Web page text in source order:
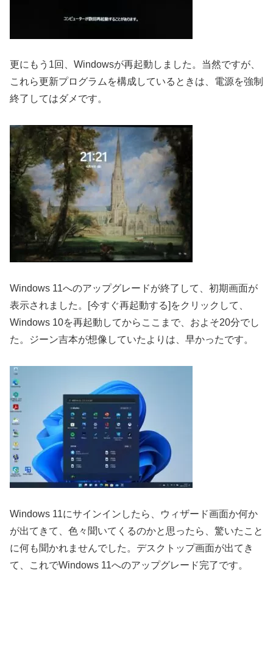
更にもう1回、Windowsが再起動しました。当然ですが、
これら更新プログラムを構成しているときは、電源を強制
終了してはダメです。
Windows 11へのアップグレードが終了して、初期画面が
表示されました。[今すぐ再起動する]をクリックして、
Windows 10を再起動してからここまで、およそ20分でし
た。ジーン吉本が想像していたよりは、早かったです。
Windows 11にサインインしたら、ウィザード画面か何か
が出てきて、色々聞いてくるのかと思ったら、驚いたこと
に何も聞かれませんでした。デスクトップ画面が出てき
て、これでWindows 11へのアップグレード完了です。